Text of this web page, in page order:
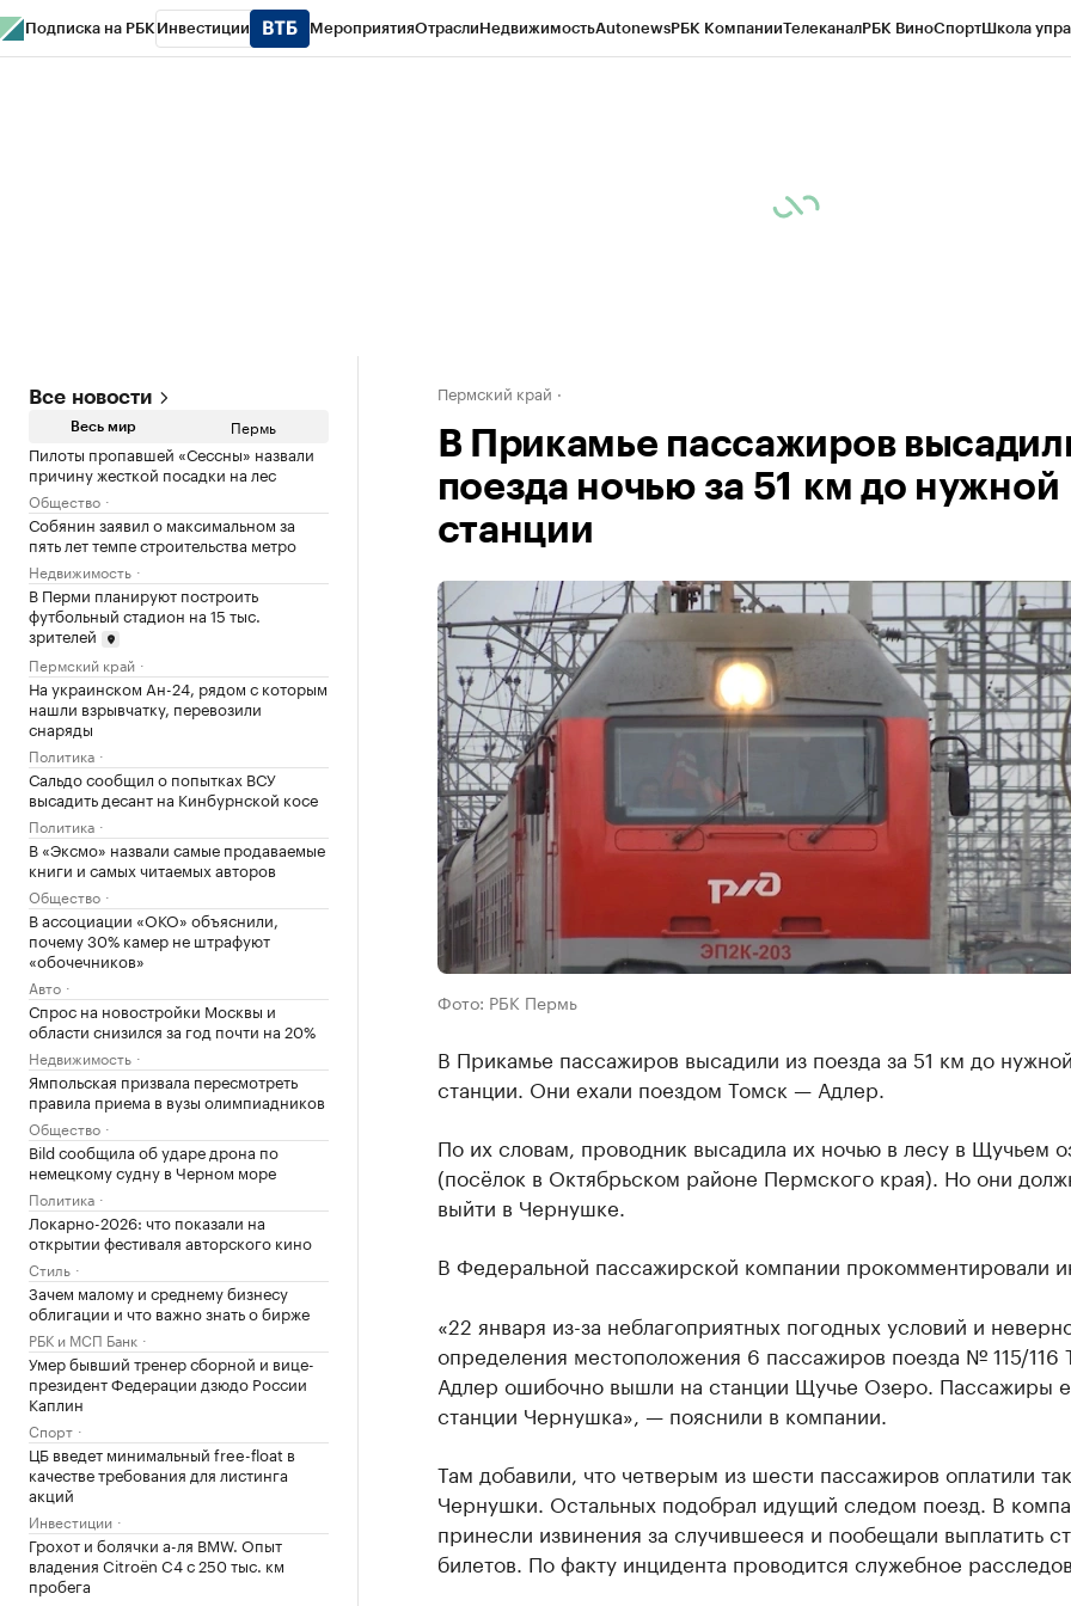
Подписка на РБК Инвестиции МероприятияОтраслиНедвижимостьAutonewsРБК КомпанииТелеканалРБК ВиноСпортШкола
Все новости
Весь мир Пермь
Пилоты пропавшей «Сессны» назвали
причину жесткой посадки на лес
Общество
Собянин заявил о максимальном за
пять лет темпе строительства метро
Недвижимость
В Перми планируют построить
футбольный стадион на 15 тыс.
зрителей
Пермский край
На украинском Ан-24, рядом с которым
нашли взрывчатку, перевозили
снаряды
Политика
Сальдо сообщил о попытках ВСУ
высадить десант на Кинбурнской косе
Политика
В «Эксмо» назвали самые продаваемые
книги и самых читаемых авторов
Общество
В ассоциации «ОКО» объяснили,
почему 30% камер не штрафуют
«обочечников»
Авто
Спрос на новостройки Москвы и
области снизился за год почти на 20%
Недвижимость
Ямпольская призвала пересмотреть
правила приема в вузы олимпиадников
Общество
Bild сообщила об ударе дрона по
немецкому судну в Черном море
Политика
Локарно-2026: что показали на
открытии фестиваля авторского кино
Стиль
Зачем малому и среднему бизнесу
облигации и что важно знать о бирже
РБК и МСП Банк
Умер бывший тренер сборной и вице-
президент Федерации дзюдо России
Каплин
Спорт
ЦБ введет минимальный free-float в
качестве требования для листинга
акций
Инвестиции
Грохот и болячки а-ля BMW. Опыт
владения Citroёn C4 с 250 тыс. км
пробега
Пермский край
В Прикамье пассажиров
поезда ночью за 51 км до нужной
станции
Фото: РБК Пермь
В Прикамье пассажиров высадили из поезда за 51 км до
станции. Они ехали поездом Томск — Адлер.
По их словам, проводник высадила их ночью в лесу в Щучьем
(посёлок в Октябрьском районе Пермского края). Но они
выйти в Чернушке.
В Федеральной пассажирской компании прокомментировали
«22 января из-за неблагоприятных погодных условий и
определения местоположения 6 пассажиров поезда № 115/
Адлер ошибочно вышли на станции Щучье Озеро. Пассажиры
станции Чернушка», — пояснили в компании.
Там добавили, что четверым из шести пассажиров оплатили
Чернушки. Остальных подобрал идущий следом поезд. В
принесли извинения за случившееся и пообещали выплатить
билетов. По факту инцидента проводится служебное